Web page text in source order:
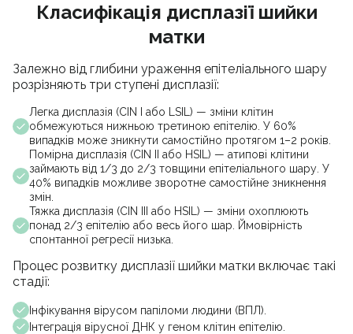
Класифікація дисплазії шийки
матки
Залежно від глибини ураження епітеліального шару
розрізняють три ступені дисплазії:
Легка дисплазія (CIN I або LSIL) — зміни клітин
обмежуються нижньою третиною епітелію. У 60%
випадків може зникнути самостійно протягом 1–2 років.
Помірна дисплазія (CIN II або HSIL) — атипові клітини
займають від 1/3 до 2/3 товщини епітеліального шару. У
40% випадків можливе зворотне самостійне зникнення
змін.
Тяжка дисплазія (CIN III або HSIL) — зміни охоплюють
понад 2/3 епітелію або весь його шар. Ймовірність
спонтанної регресії низька.
Процес розвитку дисплазії шийки матки включає такі
стадії:
Інфікування вірусом папіломи людини (ВПЛ).
Інтеграція вірусної ДНК у геном клітин епітелію.